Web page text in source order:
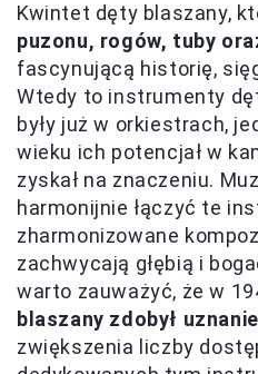
Kwintet dęty blaszany,
puzonu, rogów, tuby
fascynującą historię,
Wtedy to instrumenty
były już w orkiestrach,
wieku ich potencjał w
zyskał na znaczeniu.
harmonijnie łączyć te
zharmonizowane
zachwycają głębią i
warto zauważyć, że w
blaszany zdobył uznanie
zwiększenia liczby